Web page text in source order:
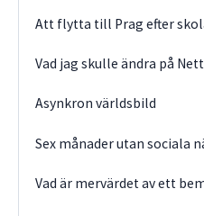
Att flytta till Prag efter
Vad jag skulle ändra på
Asynkron världsbild
Sex månader utan sociala